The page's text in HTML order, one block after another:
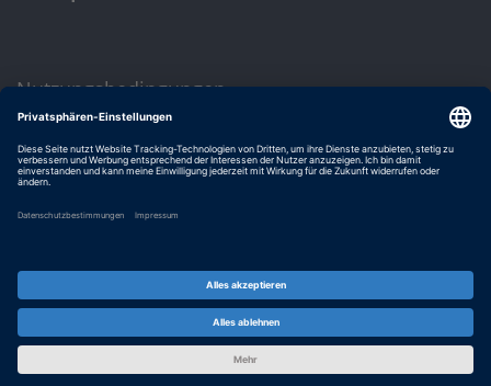
Nutzungsbedingungen
Impressum & Allgemeine Geschäftsbedingungen
© dSPACE